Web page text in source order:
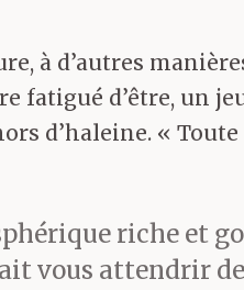
à d’autres
fatigué d’être, un
d’haleine. «
riche et
vous attendrir